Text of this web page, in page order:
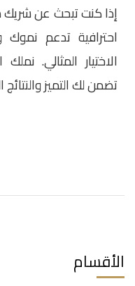
إذا كنت تبحث عن شريك
الاختيار المثالي.
تضمن لك التميز والنتائج
الأقسام